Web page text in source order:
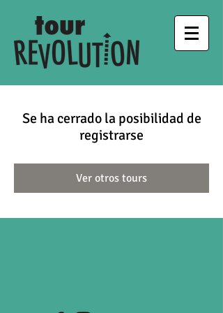
Se ha cerrado la posibilidad de
registrarse
Ver otros tours